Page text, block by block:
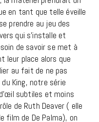
en tant que telle éveille
prendre au jeu des
qui s’installe et
de savoir se met à
leur place alors que
au fait de ne pas
King, notre série
subtiles et moins
de Ruth Deaver ( elle
film de De Palma), on